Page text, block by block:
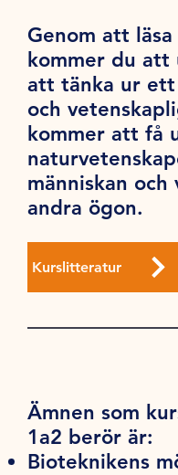
Genom att
kommer du att
att tänka ur
och
kommer att få
människan
andra ögon.
Kurslitteratur
Ämnen som
1a2 berör är:
Bioteknikens